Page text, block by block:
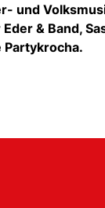
und
& Band,
Partykrocha.